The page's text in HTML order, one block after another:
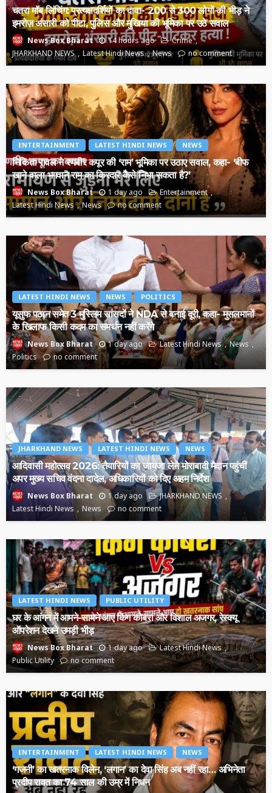
चतरा मॉब लिंचिंग: प्रत्यक्षदर्शियों का दावा- 200 से 300 लोगों की भीड़ ने
इमरोज़ अंसारी को पीटा, पुलिस और मुखिया की भूमिका पर उठे सवाल
News Box Bharat 14 hours ago
Crime
JHARKHAND NEWS
Latest Hindi News News no comment
ENTERTAINMENT LATEST HINDI NEWS NEWS
निकिता रावल ने रणबीर कपूर की ‘राम’ भूमिका पर उठाए सवाल, कहा- ‘बीफ
खाने वाला भगवान राम का किरदार कैसे निभा सकता है?’
News Box Bharat 1 day ago
Entertainment
Latest Hindi News
News no comment
LATEST HINDI NEWS NEWS POLITICS
यूसुफ पठान समेत 3 मुस्लिम सांसदों ने NDA से बनाई दूरी, कहा- मुसलमानों
के खिलाफ किसी कदम का समर्थन नहीं करेंगे
News Box Bharat 1 day ago Latest Hindi News
News
Politics
no comment
JHARKHAND NEWS LATEST HINDI NEWS NEWS
आदिवासी महोत्सव 2026: तैयारियों का जायजा लेने मोराबादी मैदान पहुंचीं
अपर मुख्य सचिव वंदना दादेल, अधिकारियों को दिए अहम निर्देश
News Box Bharat 1 day ago
JHARKHAND NEWS
Latest Hindi News
News no comment
LATEST HINDI NEWS PUBLIC UTILITY
घर के आंगन में आमने-सामने आए किंग कोबरा और विशाल अजगर, रेस्क्यू
ऑपरेशन देखने उमड़ी भीड़
News Box Bharat 1 day ago
Latest Hindi News
Public Utility
no comment
ENTERTAINMENT LATEST HINDI NEWS NEWS
‘गजनी’ का खतरनाक विलेन, ‘लगान’ का देवा सिंह अब नहीं रहा… अभिनेता
प्रदीप रावत का 74 साल की उम्र में निधन